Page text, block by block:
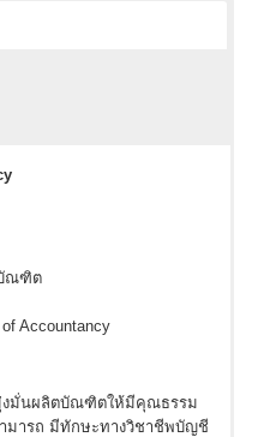
ณฑิต
Accountancy
มั่นผลิตบัณฑิตให้มีคุณธรรม
มารถ มีทักษะทางวิชาชีพบัญชี